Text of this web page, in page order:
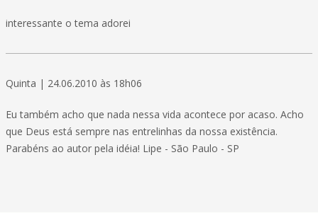
interessante o tema adorei
Quinta | 24.06.2010 às 18h06
Eu também acho que nada nessa vida acontece por acaso. Acho
que Deus está sempre nas entrelinhas da nossa existência.
Parabéns ao autor pela idéia! Lipe - São Paulo - SP